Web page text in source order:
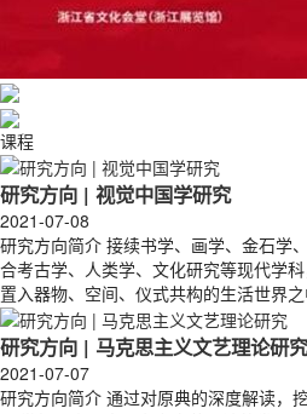
课程
研究方向 | 视觉中国学研究
2021-07-08
研究方向简介 接续书学、画学、金石学
合考古学、人类学、文化研究等现代学
置入器物、空间、仪式共构的生活世界
研究方向 | 马克思主义文艺理论研究
2021-07-07
研究方向简介 通过对原典的深度解读，